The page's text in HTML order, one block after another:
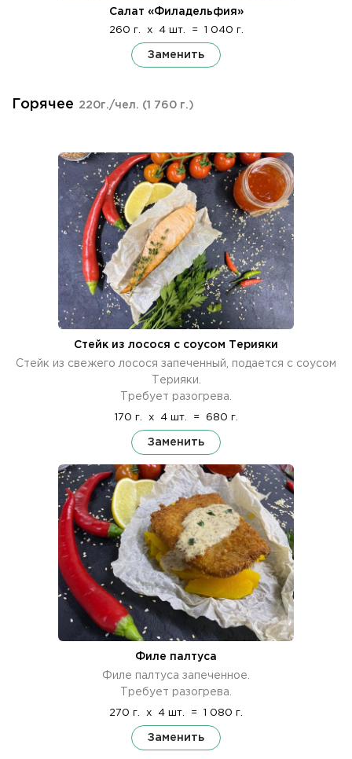
Салат «Филадельфия»
260 г. x 4 шт. = 1 040 г.
Заменить
Горячее 220г./чел. (1 760 г.)
Стейк из лосося с соусом Терияки
Стейк из свежего лосося запеченный, подается с соусом
Терияки.
Требует разогрева.
170 г. x 4 шт. = 680 г.
Заменить
Филе палтуса
Филе палтуса запеченное.
Требует разогрева.
270 г. x 4 шт. = 1 080 г.
Заменить